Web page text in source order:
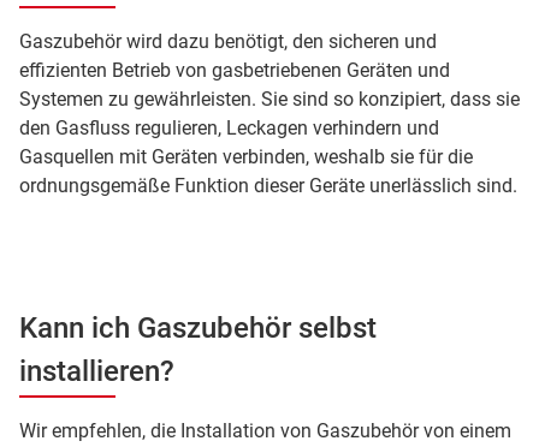
Gaszubehör wird dazu benötigt, den sicheren und
effizienten Betrieb von gasbetriebenen Geräten und
Systemen zu gewährleisten. Sie sind so konzipiert, dass sie
den Gasfluss regulieren, Leckagen verhindern und
Gasquellen mit Geräten verbinden, weshalb sie für die
ordnungsgemäße Funktion dieser Geräte unerlässlich sind.
Kann ich Gaszubehör selbst
installieren?
Wir empfehlen, die Installation von Gaszubehör von einem